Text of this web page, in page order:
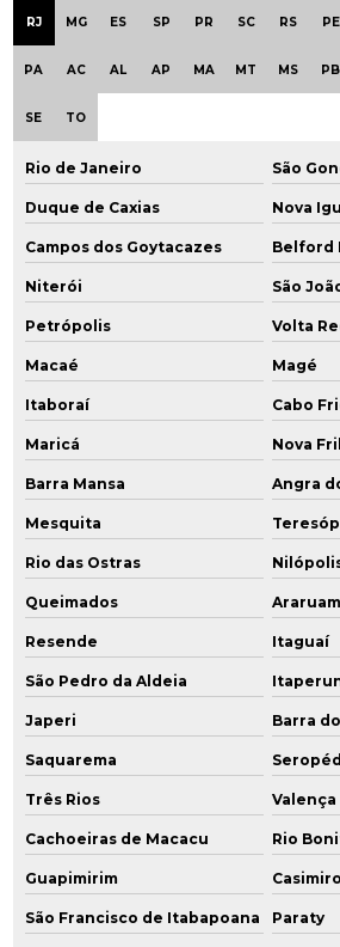
Empresa de engenharia ambiental
Empresa especializada em
Empresa de gerenciamento ambiental
Empresa de gestão ambiental
Empresa que faz análise de água
Empresa que faz análise de solo
Empresas de consultoria ambiental
Empresas de consultoria em meio
Empresas de engenharia ambiental
Empresas de monitoramento
Empresas de remediação ambiental
Gerenciamento ambiental
Gerenciamento ambiental de áreas
Gerenciamento de resíduos industriais
Gestão de áreas contaminadas
Gestão de efluentes e resíduos
Gestão de resíduos industriais
Identificação de áreas degradadas
RJ MG ES SP PR SC RS PE
PA AC AL AP MA MT MS PB
SE TO
Rio de Janeiro São
Duque de Caxias Nova
Campos dos Goytacazes Belford
Niterói São
Petrópolis Volta
Macaé Magé
Itaboraí Cabo
Maricá Nova
Barra Mansa Angra
Mesquita
Rio das Ostras
Queimados
Resende Itaguaí
São Pedro da Aldeia
Japeri Barra
Saquarema
Três Rios Valença
Cachoeiras de Macacu Rio
Guapimirim
São Francisco de Itabapoana Paraty